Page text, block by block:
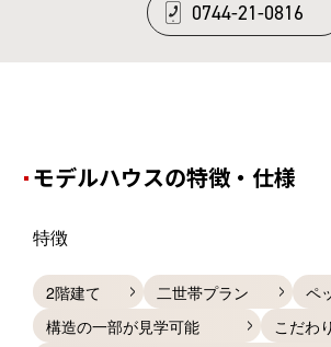
0744-21-0816
モデルハウスの特徴・仕様
特徴
2階建て 二世帯プラン
ペ
構造の一部が見学可能
こだわ